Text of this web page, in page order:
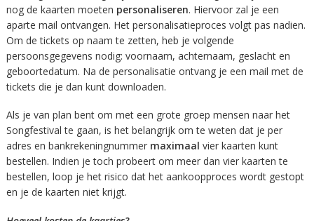
nog de kaarten moeten personaliseren. Hiervoor zal je een
aparte mail ontvangen. Het personalisatieproces volgt pas nadien.
Om de tickets op naam te zetten, heb je volgende
persoonsgegevens nodig: voornaam, achternaam, geslacht en
geboortedatum. Na de personalisatie ontvang je een mail met de
tickets die je dan kunt downloaden.
Als je van plan bent om met een grote groep mensen naar het
Songfestival te gaan, is het belangrijk om te weten dat je per
adres en bankrekeningnummer maximaal vier kaarten kunt
bestellen. Indien je toch probeert om meer dan vier kaarten te
bestellen, loop je het risico dat het aankoopproces wordt gestopt
en je de kaarten niet krijgt.